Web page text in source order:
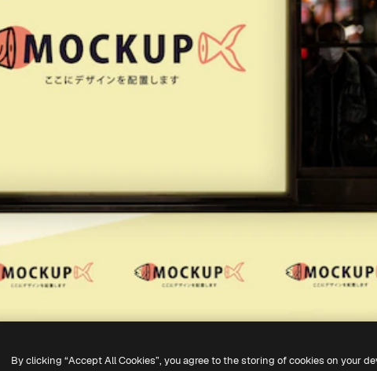
By clicking “Accept All Cookies”, you agree to the storing of cookies on your